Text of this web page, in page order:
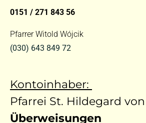
0151 / 271 843 56
Pfarrer Witold Wójcik
(030) 643 849 72
Kontoinhaber:
Pfarrei St. Hildegard
Überweisungen